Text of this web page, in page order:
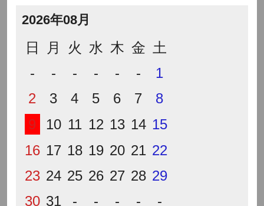
2026年08月
日 月 火 水 木 金 土
-
- - - - -
1
2
3 4 5 6 7
8
9
10 11 12 13 14 15
16 17 18 19 20 21 22
23 24 25 26 27 28 29
30 31 - - - - -